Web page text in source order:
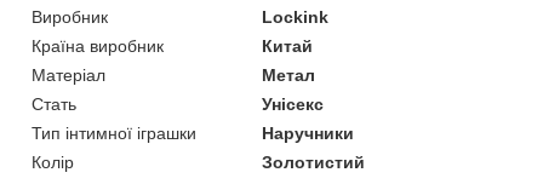
Виробник
Lockink
Країна виробник
Китай
Матеріал
Метал
Стать
Унісекс
Тип інтимної іграшки
Наручники
Колір
Золотистий